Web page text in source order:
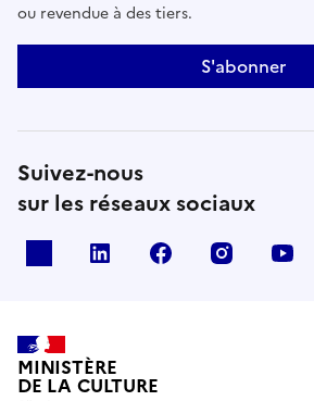
ou revendue à des tiers.
S'abonner
Suivez-nous
sur les réseaux sociaux
linkedin facebook instagram
MINISTÈRE
DE LA CULTURE